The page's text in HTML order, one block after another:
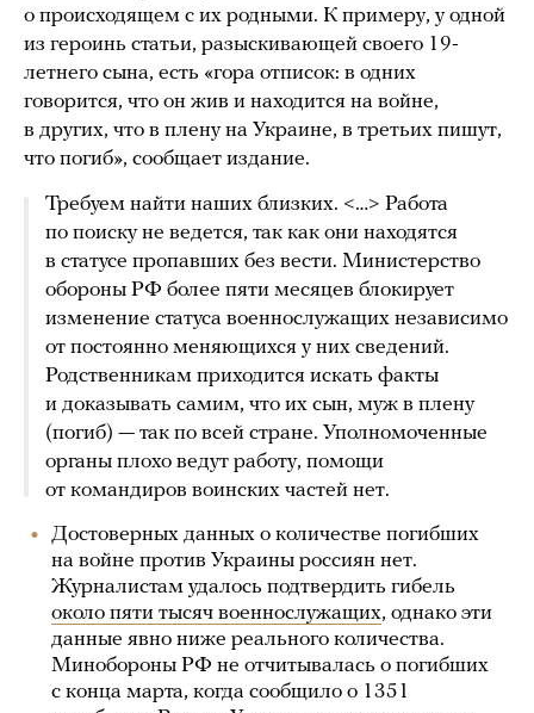
о происходящем с их родными. К примеру, у одной
из героинь статьи, разыскивающей своего 19-
летнего сына, есть «гора отписок: в одних
говорится, что он жив и находится на войне,
в других, что в плену на Украине, в третьих пишут,
что погиб», сообщает издание.
Требуем найти наших близких. <…> Работа
по поиску не ведется, так как они находятся
в статусе пропавших без вести. Министерство
обороны РФ более пяти месяцев блокирует
изменение статуса военнослужащих независимо
от постоянно меняющихся у них сведений.
Родственникам приходится искать факты
и доказывать самим, что их сын, муж в плену
(погиб) — так по всей стране. Уполномоченные
органы плохо ведут работу, помощи
от командиров воинских частей нет.
Достоверных данных о количестве погибших
на войне против Украины россиян нет.
Журналистам удалось подтвердить гибель
около пяти тысяч военнослужащих, однако эти
данные явно ниже реального количества.
Минобороны РФ не отчитывалась о погибших
с конца марта, когда сообщило о 1351